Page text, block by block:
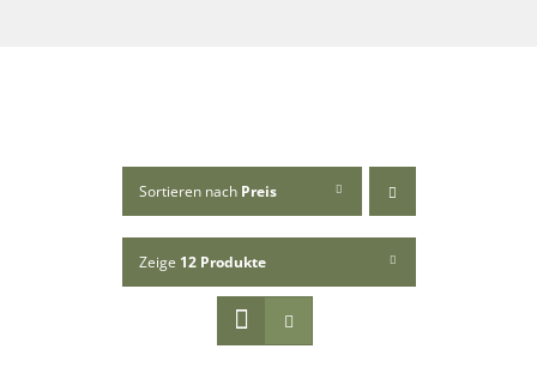
Sortieren nach Preis
Zeige 12 Produkte